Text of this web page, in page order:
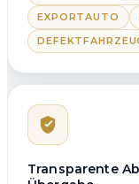
EXPORTAUTO
Transparente